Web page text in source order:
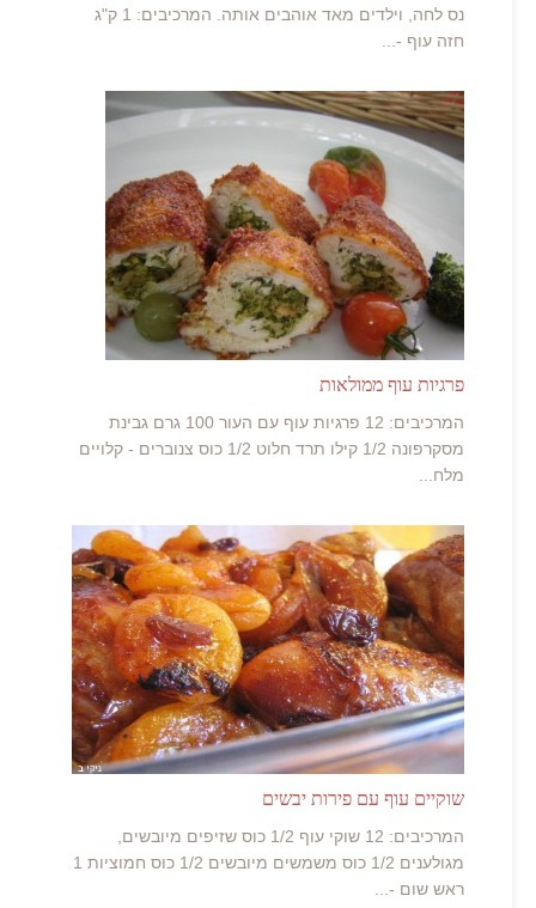
נס לחה, וילדים מאד אוהבים אותה. המרכיבים: 1 ק"ג
חזה עוף -...
פרגיות עוף ממולאות
המרכיבים: 12 פרגיות עוף עם העור 100 גרם גבינת
מסקרפונה 1/2 קילו תרד חלוט 1/2 כוס צנוברים - קלויים
מלח...
שוקיים עוף עם פירות יבשים
המרכיבים: 12 שוקי עוף 1/2 כוס שזיפים מיובשים,
מגולענים 1/2 כוס משמשים מיובשים 1/2 כוס חמוציות 1
ראש שום -...